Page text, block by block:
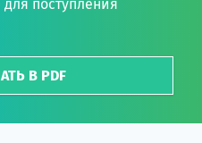
поступления
В PDF